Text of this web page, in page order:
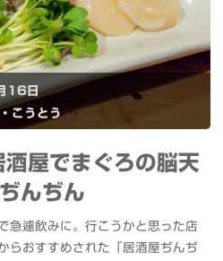
16日
こうとう
屋でまぐろの脳天
んぢん
急遽飲みに。行こうかと思った店
らおすすめされた「居酒屋ぢんぢ